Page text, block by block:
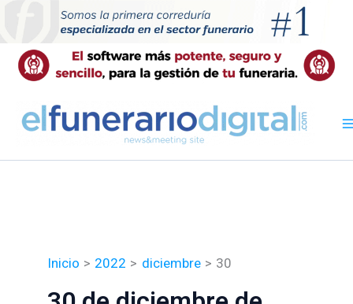
contenido
Inicio 2022 diciembre 30